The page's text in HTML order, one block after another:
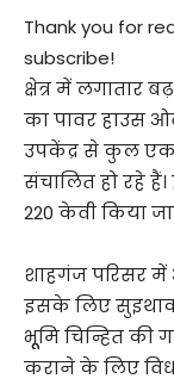
Thank you for
subscribe!
क्षेत्र में लगातार
का पावर हाउस
उपकेंद्र से कुल एक
संचालित हो रहे
220 केवी किया
शाहगंज परिसर
इसके लिए
भूूमि चिन्हित की
कराने के लिए